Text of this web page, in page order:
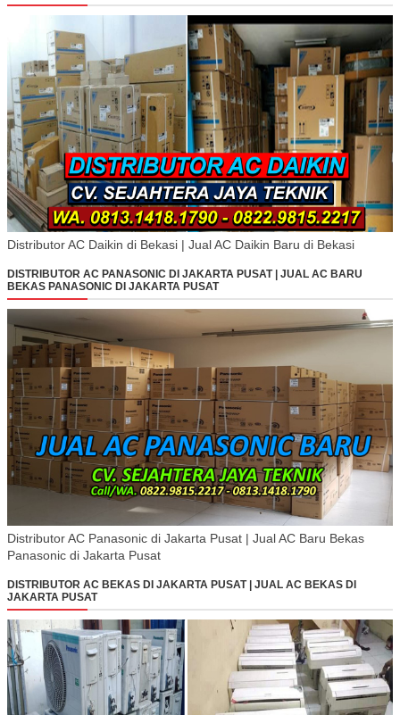
Distributor AC Daikin di Bekasi | Jual AC Daikin Baru di Bekasi
DISTRIBUTOR AC PANASONIC DI JAKARTA PUSAT | JUAL AC BARU
BEKAS PANASONIC DI JAKARTA PUSAT
Distributor AC Panasonic di Jakarta Pusat | Jual AC Baru Bekas
Panasonic di Jakarta Pusat
DISTRIBUTOR AC BEKAS DI JAKARTA PUSAT | JUAL AC BEKAS DI
JAKARTA PUSAT